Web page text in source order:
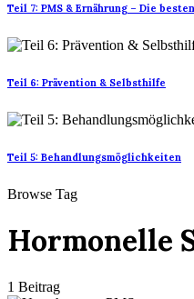
Teil 7: PMS & Ernährung – Die
Teil 6: Prävention & Selbsthilfe
Teil 5: Behandlungsmöglichkeiten
Browse Tag
Hormonelle
1 Beitrag